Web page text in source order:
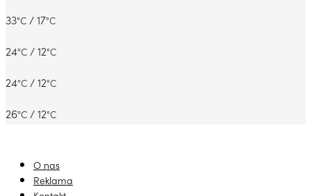
33°C / 17°C
24°C / 12°C
24°C / 12°C
26°C / 12°C
O nas
Reklama